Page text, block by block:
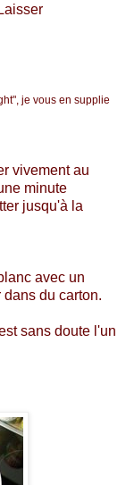
je vous en supplie
vivement au
minute
jusqu'à la
avec un
du carton.
sans doute l'un